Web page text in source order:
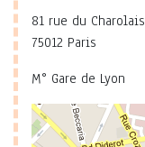
81 rue du Charolais
75012 Paris
M° Gare de Lyon